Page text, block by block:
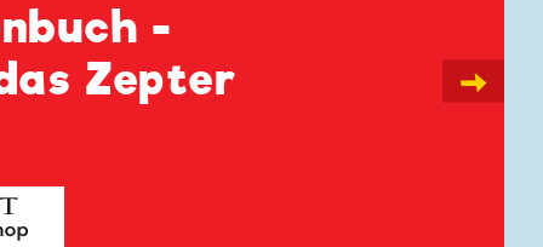
-
Zepter
→